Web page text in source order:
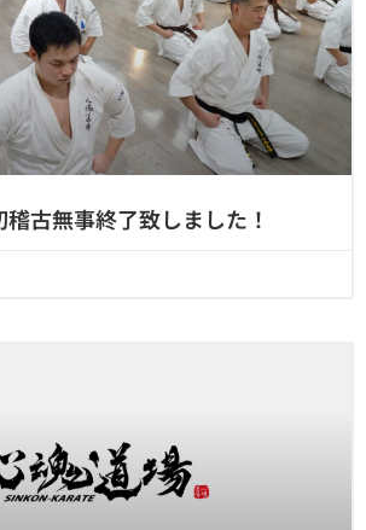
古無事終了致しました！